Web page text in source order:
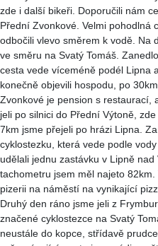
zde i další bikeři. Doporučili nám
Přední Zvonkové. Velmi pohodlná
odbočili vlevo směrem k vodě. Na
ve směru na Svatý Tomáš.
cesta vede víceméně podél Lipna
konečně objevili hospodu, po
Zvonkové je pension s restaurací,
jeli po silnici do Přední Výtoně,
7km jsme přejeli po hrázi Lipna.
cyklostezku, která vede podle
udělali jednu zastávku v Lipně
tachometru jsem měl najeto
pizerii na náměstí na vynikající
Druhý den ráno jsme jeli z
značené cyklostezce na Svatý
neustále do kopce, střídavě